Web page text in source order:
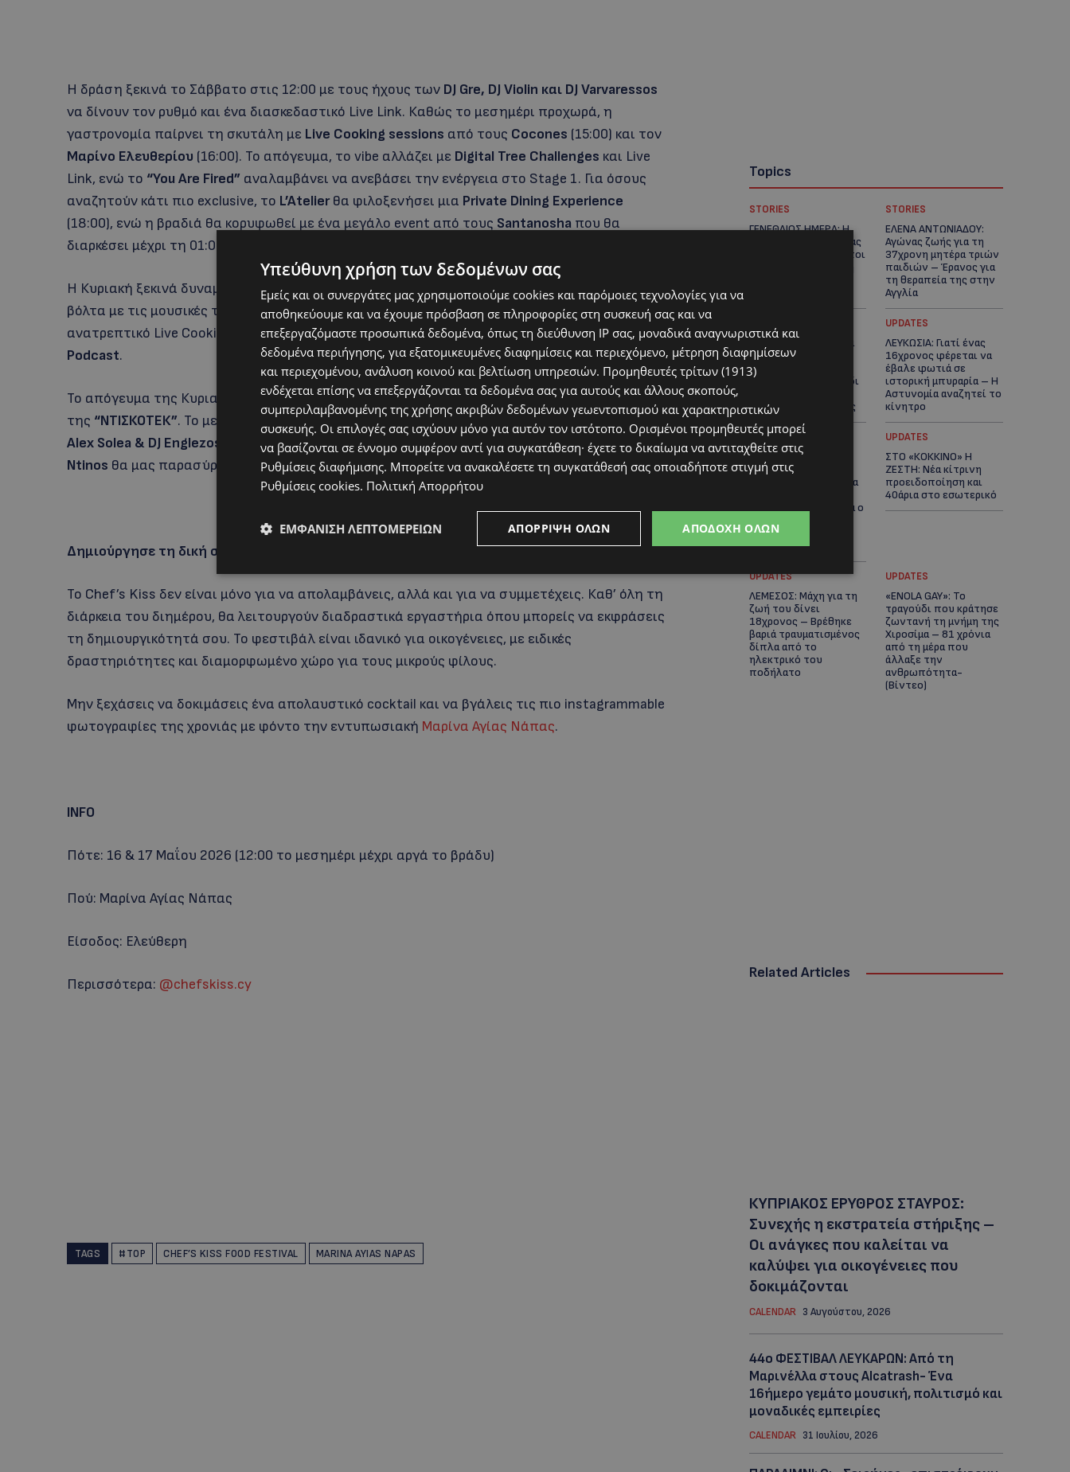
Η δράση ξεκινά το Σάββατο στις 12:00 με τους ήχους των DJ Gre, DJ Violin και DJ Varvaressos
να δίνουν τον ρυθμό και ένα διασκεδαστικό Live Link. Καθώς το μεσημέρι προχωρά, η
γαστρονομία παίρνει τη σκυτάλη με Live Cooking sessions από τους Cocones (15:00) και τον
Μαρίνο Ελευθερίου (16:00). Το απόγευμα, το vibe αλλάζει με Digital Tree Challenges και Live
Link, ενώ το “You Are Fired” αναλαμβάνει να ανεβάσει την ενέργεια στο Stage 1. Για όσους
αναζητούν κάτι πιο exclusive, το L’Atelierθα φιλοξενήσει μια Private Dining Experience
(18:00), ενώ η βραδιά θα κορυφωθεί με ένα μεγάλο event από τους Santanosha που θα
διαρκέσει μέχρι τη 01:00.
Η Κυριακή ξεκινά δυναμικά στις 12:00 με Live Link και τον DJ Elcone . Μετά τη μεσημεριανή
βόλτα με τις μουσικές του
DJ Varvaressos, στις 16:00 οΣταυρήςανεβαίνει στη σκηνή για ένα
ανατρεπτικό Live Cooking session, την ώρα που στον χώρο θα ηχογραφείται ένα special
Podcast.
Το απόγευμα της Κυριακής ανήκει στη νοσταλγία και τον χορό, μεΣαξόφωνοκαι τους ήχους
της “ΝΤΙΣΚΟΤΕΚ”. Το μεγάλο κλείσιμο του φεστιβάλ θα γίνει με ένα εκρηκτικό line-up: οιDJ
Alex Solea & DJ Englezos
παρουσιάζουν το “Let Them Cook”, ενώ οιDJ Varvaressos & DJ
Ntinos θα μας παρασύρουν στους ρυθμούς του“Sousouro”μέχρι τα μεσάνυχτα.
Δημιούργησε τη δική σου εμπειρία
Το Chef’s Kiss δεν είναι μόνο για να απολαμβάνεις, αλλά και για να συμμετέχεις. Καθ’ όλη τη
διάρκεια του διημέρου, θα λειτουργούν διαδραστικά εργαστήρια όπου μπορείς να εκφράσεις
τη δημιουργικότητά σου. Το φεστιβάλ είναι ιδανικό για οικογένειες, με ειδικές
δραστηριότητες και διαμορφωμένο χώρο για τους μικρούς φίλους.
Μην ξεχάσεις να δοκιμάσεις ένα απολαυστικό cocktail και να βγάλεις τις πιο instagrammable
φωτογραφίες της χρονιάς με φόντο την εντυπωσιακή Μαρίνα Αγίας Νάπας.
INFO
Πότε: 16 & 17 Μαΐου 2026 (12:00 το μεσημέρι μέχρι αργά το βράδυ)
Πού: Μαρίνα Αγίας Νάπας
Είσοδος: Ελεύθερη
Περισσότερα: @chefskiss.cy
TAGS #TOP CHEF’S KISS FOOD FESTIVAL MARINA AYIAS NAPAS
Topics
STORIES
ΓΕΝΕΘΛΙΟΣ ΗΜΕΡΑ: Η
ηλικία είναι μόνο ένας
αριθμός – Οι άνθρωποι
STORIES
ΕΛΕΝΑ ΑΝΤΩΝΙΑΔΟΥ:
Αγώνας ζωής για τη
37χρονη μητέρα τριών
παιδιών – Έρανος για
τη θεραπεία της στην
Αγγλία
ΚΑΤΑΓΓΕΛΙΑ: Για άνδρα
που φέρεται να
παρενοχλούσε
γυναίκες στο Δασούδι
αστυνομικές έρευνες
UPDATES
ΛΕΥΚΩΣΙΑ: Γιατί ένας
16χρονος φέρεται να
έβαλε φωτιά σε
ιστορική μπυραρία – Η
Αστυνομία αναζητεί το
κίνητρο
UPDATES
ΛΑΤΣΙΑ-ΓΕΡΙ: Στο
επίκεντρο η
δημιουργία δομών για
ανήλικους – Αντιδρά ο
προϋποθέσεις το
Κίνημα Οικολόγων
UPDATES
ΣΤΟ «ΚΟΚΚΙΝΟ» Η
ΖΕΣΤΗ: Νέα κίτρινη
προειδοποίηση και
40άρια στο εσωτερικό
UPDATES
ΛΕΜΕΣΟΣ: Μάχη για τη
ζωή του δίνει
18χρονος – Βρέθηκε
βαριά τραυματισμένος
δίπλα από το
ηλεκτρικό του
ποδήλατο
UPDATES
«ENOLA GAY»: Το
τραγούδι που κράτησε
ζωντανή τη μνήμη της
Χιροσίμα – 81 χρόνια
από τη μέρα που
άλλαξε την
ανθρωπότητα-
(Bίντεο)
Related Articles
ΚΥΠΡΙΑΚΟΣ ΕΡΥΘΡΟΣ ΣΤΑΥΡΟΣ:
Συνεχής η εκστρατεία στήριξης –
Οι ανάγκες που καλείται να
καλύψει για οικογένειες που
δοκιμάζονται
CALENDAR 3 Αυγούστου, 2026
44ο ΦΕΣΤΙΒΑΛ ΛΕΥΚΑΡΩΝ: Από τη
Μαρινέλλα στους Alcatrash- Ένα
16ήμερο γεμάτο μουσική, πολιτισμό και
μοναδικές εμπειρίες
CALENDAR 31 Ιουλίου, 2026
Υπεύθυνη χρήση των δεδομένων σας
Εμείς και οι συνεργάτες μας χρησιμοποιούμε cookies και παρόμοιες τεχνολογίες για να
αποθηκεύουμε και να έχουμε πρόσβαση σε πληροφορίες στη συσκευή σας και να
επεξεργαζόμαστε προσωπικά δεδομένα, όπως τη διεύθυνση IP σας, μοναδικά αναγνωριστικά και
δεδομένα περιήγησης, για εξατομικευμένες διαφημίσεις και περιεχόμενο, μέτρηση διαφημίσεων
και περιεχομένου, ανάλυση κοινού και βελτίωση υπηρεσιών. Προμηθευτές τρίτων (1913)
ενδέχεται επίσης να επεξεργάζονται τα δεδομένα σας για αυτούς και άλλους σκοπούς,
συμπεριλαμβανομένης της χρήσης ακριβών δεδομένων γεωεντοπισμού και χαρακτηριστικών
συσκευής. Οι επιλογές σας ισχύουν μόνο για αυτόν τον ιστότοπο. Ορισμένοι προμηθευτές μπορεί
να βασίζονται σε έννομο συμφέρον αντί για συγκατάθεση· έχετε το δικαίωμα να αντιταχθείτε στις
Ρυθμίσεις διαφήμισης. Μπορείτε να ανακαλέσετε τη συγκατάθεσή σας οποιαδήποτε στιγμή στις
Ρυθμίσεις cookies. Πολιτική Απορρήτου
ΑΠΟΔΟΧΉ ΌΛΩΝ
ΑΠΌΡΡΙΨΗ ΌΛΩΝ
ΕΜΦΆΝΙΣΗ ΛΕΠΤΟΜΕΡΕΙΏΝ